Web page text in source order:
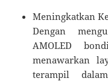
Meningkatkan
Dengan
AMOLED
menawarkan
terampil